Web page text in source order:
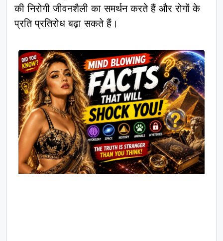
की निरोगी जीवनशैली का समर्थन करते हैं और रोगों के
प्रति प्रतिरोध बढ़ा सकते हैं।